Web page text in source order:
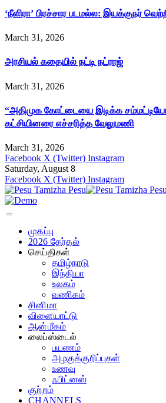
‘நீளிரா’ பிரச்சார படமல்ல: இயக்குநர்
March 31, 2026
அரசியல் கதையில் நட்டி நட்ராஜ்
March 31, 2026
“அதிமுக கோட்டையை இடிக்க
கட்சியினரை எச்சரித்த வேலுமணி
March 31, 2026
Facebook X (Twitter) Instagram
Saturday, August 8
Facebook X (Twitter) Instagram
முகப்பு
2026 தேர்தல்
செய்திகள்
தமிழ்நாடு
இந்தியா
உலகம்
வணிகம்
சினிமா
விளையாட்டு
ஆன்மீகம்
லைப்ஸ்டைல்
பயணம்
அழகுக்குறிப்புகள்
உணவு
ஃபிட்னஸ்
குற்றம்
CHANNELS